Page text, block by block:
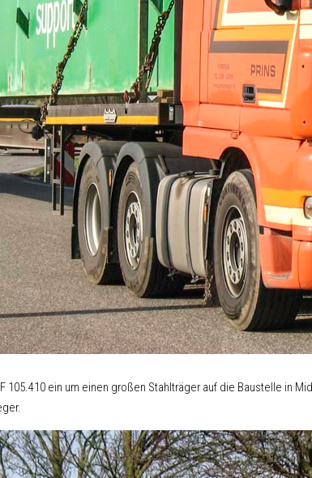
105.410 ein um einen großen Stahlträger auf die Baustelle in